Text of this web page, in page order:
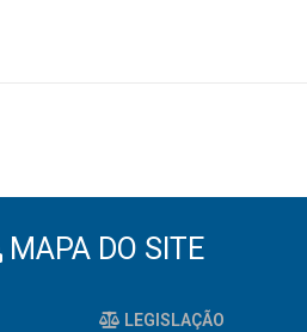
MAPA DO SITE
LEGISLAÇÃO